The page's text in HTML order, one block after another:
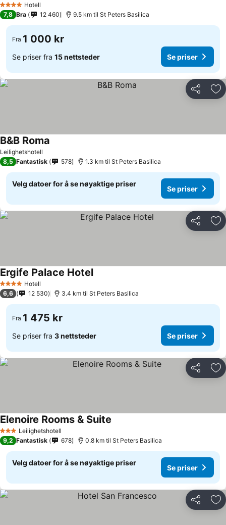
4 StjernerHotell
7,8 Bra 12 460 9.5 km til St Peters Basilica
Fra 1 000 kr
Se priser fra 15 nettsteder Se priser
Del
Leilighetshotell
B&B Roma
8,5 Fantastisk 578 1.3 km til St Peters Basilica
Velg datoer for å se nøyaktige priser
Se priser
Del
4 StjernerHotell
Ergife Palace Hotel
6,6 12 530 3.4 km til St Peters Basilica
Fra 1 475 kr
Se priser fra 3 nettsteder Se priser
Del
3 StjernerLeilighetshotell
Elenoire Rooms & Suite
9,2 Fantastisk 678 0.8 km til St Peters Basilica
Velg datoer for å se nøyaktige priser
Se priser
Del